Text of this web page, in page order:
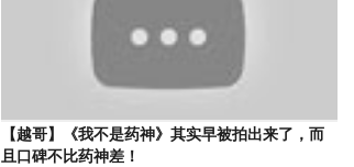
【越哥】《我不是药神》其实早被拍出来了，而
且口碑不比药神差！